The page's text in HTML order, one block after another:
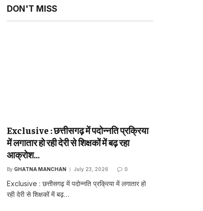
DON'T MISS
Exclusive : छत्तीसगढ़ में पदोन्नति प्रक्रिया
में लगातार हो रही देरी से शिक्षकों में बढ़ रहा
आक्रोश…
By GHATNA MANCHAN July 23, 2026 0
Exclusive : छत्तीसगढ़ में पदोन्नति प्रक्रिया में लगातार हो
रही देरी से शिक्षकों में बढ़…